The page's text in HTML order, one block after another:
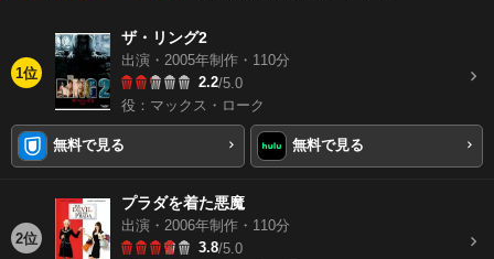
1位
ザ・リング2
出演・2005年制作・110分
2.2/5.0
役：マックス・ローク
無料で見る 無料で見る
2位
プラダを着た悪魔
出演・2006年制作・110分
3.8/5.0